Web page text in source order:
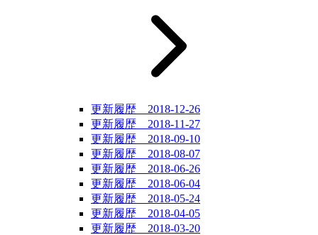
更新履歴 2018-12-26
更新履歴 2018-11-27
更新履歴 2018-09-10
更新履歴 2018-08-07
更新履歴 2018-06-26
更新履歴 2018-06-04
更新履歴 2018-05-24
更新履歴 2018-04-05
更新履歴 2018-03-20